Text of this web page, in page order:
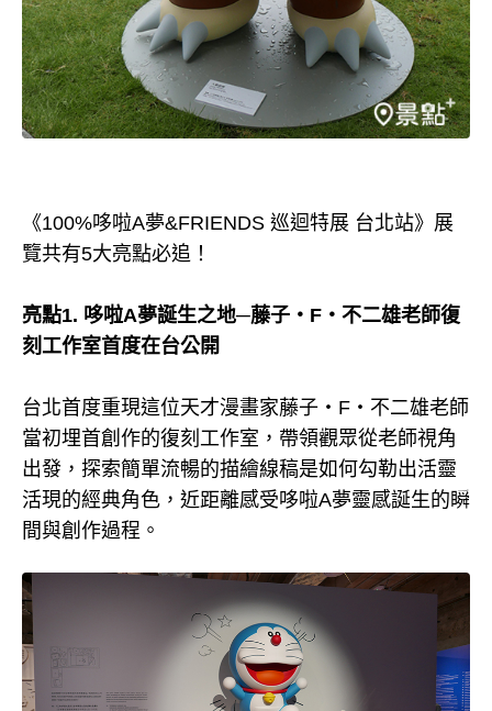
《100%哆啦A夢&FRIENDS 巡迴特展 台北站》展
覽共有5大亮點必追！
亮點1. 哆啦A夢誕生之地─藤子・F・不二雄老師復
刻工作室首度在台公開
台北首度重現這位天才漫畫家藤子・F・不二雄老師
當初埋首創作的復刻工作室，帶領觀眾從老師視角
出發，探索簡單流暢的描繪線稿是如何勾勒出活靈
活現的經典角色，近距離感受哆啦A夢靈感誕生的瞬
間與創作過程。